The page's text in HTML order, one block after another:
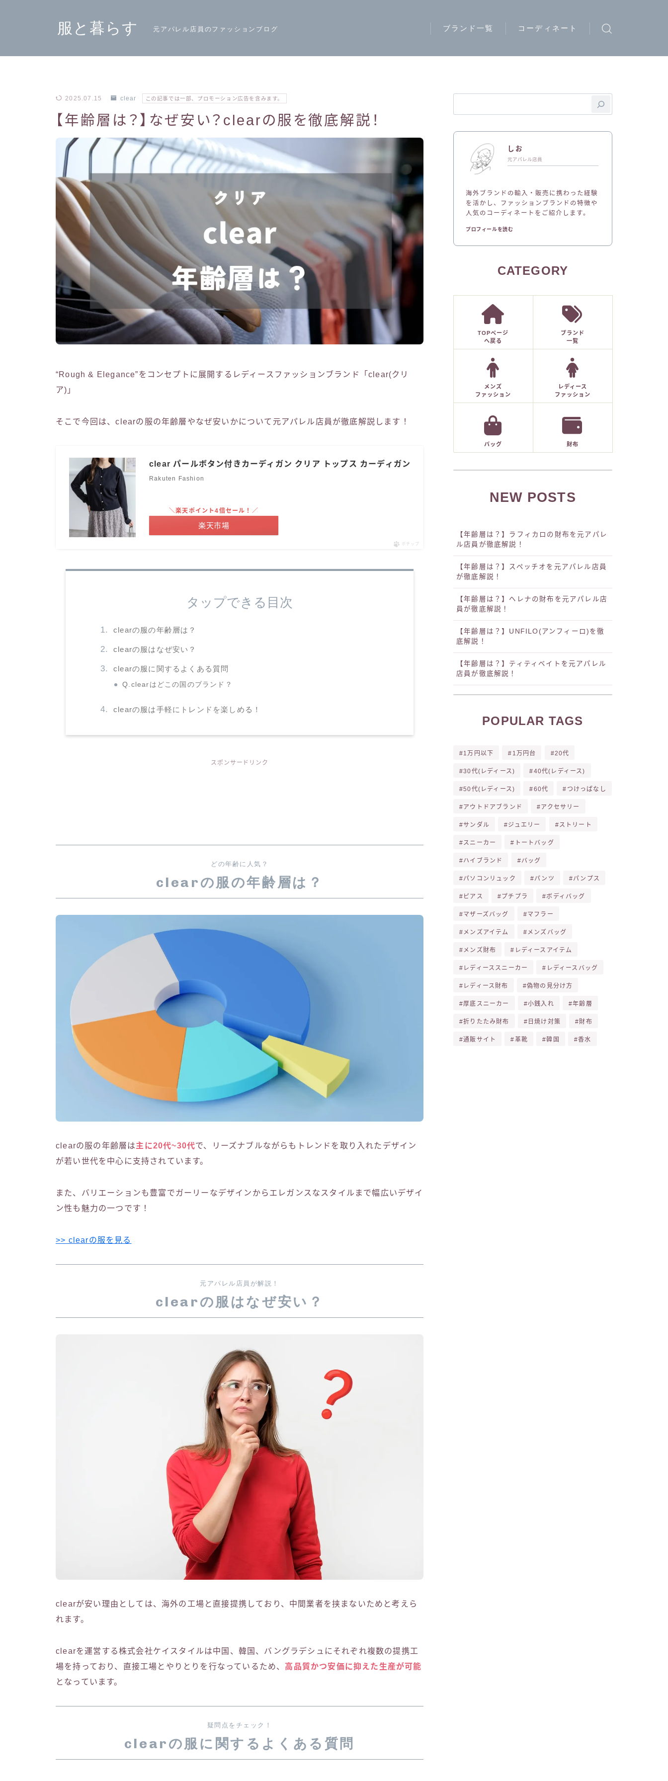
服と暮らす 元アパレル店員のファッションブログ ブランド一覧
モード系ブランド
ハイブランド
レディースブランド
カジュアルブランド
ワークウェアブランド
コーディネート
2025.07.15 clear この記事では一部、プロモーション広告を含みます。
【年齢層は？】なぜ安い？clearの服を徹底解説！
“Rough & Elegance”をコンセプトに展開するレディースファッションブランド「clear(クリ
ア)」
そこで今回は、clearの服の年齢層やなぜ安いかについて元アパレル店員が徹底解説します！
clear パールボタン付きカーディガン クリア トップス カーディガン
Rakuten Fashion
＼楽天ポイント4倍セール！／
楽天市場
ポチップ
タップできる目次
clearの服の年齢層は？
clearの服はなぜ安い？
clearの服に関するよくある質問
Q.clearはどこの国のブランド？
clearの服は手軽にトレンドを楽しめる！
スポンサードリンク
どの年齢に人気？
clearの服の年齢層は？
clearの服の年齢層は主に20代~30代で、リーズナブルながらもトレンドを取り入れたデザイン
が若い世代を中心に支持されています。
また、バリエーションも豊富でガーリーなデザインからエレガンスなスタイルまで幅広いデザイ
ン性も魅力の一つです！
>> clearの服を見る
元アパレル店員が解説！
clearの服はなぜ安い？
clearが安い理由としては、海外の工場と直接提携しており、中間業者を挟まないためと考えら
れます。
clearを運営する株式会社ケイスタイルは中国、韓国、バングラデシュにそれぞれ複数の提携工
場を持っており、直接工場とやりとりを行なっているため、 高品質かつ安価に抑えた生産が可能
となっています。
疑問点をチェック！
clearの服に関するよくある質問
しお
元アパレル店員
海外ブランドの輸入・販売に携わった経験
を活かし、ファッションブランドの特徴や
人気のコーディネートをご紹介します。
プロフィールを読む
CATEGORY
TOPページ
へ戻る
ブランド
一覧
メンズ
ファッション
レディース
ファッション
バッグ 財布
NEW POSTS
【年齢層は？】ラフィカロの財布を元アパレ
ル店員が徹底解説！
【年齢層は？】スペッチオを元アパレル店員
が徹底解説！
【年齢層は？】ヘレナの財布を元アパレル店
員が徹底解説！
【年齢層は？】UNFILO(アンフィーロ)を徹
底解説！
【年齢層は？】ティティベイトを元アパレル
店員が徹底解説！
POPULAR TAGS
1万円以下 1万円台 20代
30代(レディース) 40代(レディース)
50代(レディース) 60代 つけっぱなし
アウトドアブランド アクセサリー
サンダル ジュエリー ストリート
スニーカー トートバッグ
ハイブランド バッグ
パソコンリュック パンツ パンプス
ピアス プチプラ ボディバッグ
マザーズバッグ マフラー
メンズアイテム メンズバッグ
メンズ財布 レディースアイテム
レディーススニーカー レディースバッグ
レディース財布 偽物の見分け方
厚底スニーカー 小銭入れ 年齢層
折りたたみ財布 日焼け対策 財布
通販サイト 革靴 韓国 香水